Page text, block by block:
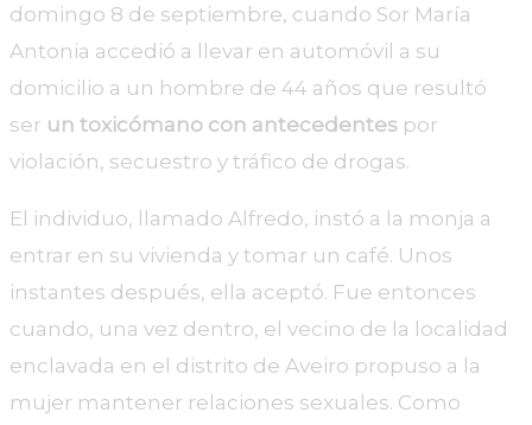
domingo 8 de septiembre, cuando Sor María
Antonia accedió a llevar en automóvil a su
domicilio a un hombre de 44 años que resultó
ser un toxicómano con antecedentes por
violación, secuestro y tráfico de drogas.
El individuo, llamado Alfredo, instó a la monja a
entrar en su vivienda y tomar un café. Unos
instantes después, ella aceptó. Fue entonces
cuando, una vez dentro, el vecino de la localidad
enclavada en el distrito de Aveiro propuso a la
mujer mantener relaciones sexuales. Como